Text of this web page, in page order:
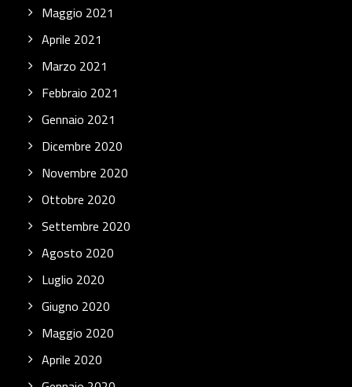
Maggio 2021
Aprile 2021
Marzo 2021
Febbraio 2021
Gennaio 2021
Dicembre 2020
Novembre 2020
Ottobre 2020
Settembre 2020
Agosto 2020
Luglio 2020
Giugno 2020
Maggio 2020
Aprile 2020